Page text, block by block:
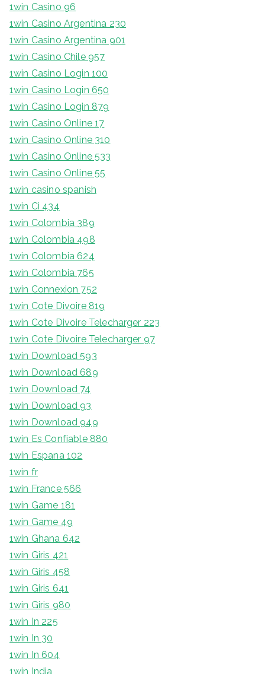
1win Casino 96
1win Casino Argentina 230
1win Casino Argentina 901
1win Casino Chile 957
1win Casino Login 100
1win Casino Login 650
1win Casino Login 879
1win Casino Online 17
1win Casino Online 310
1win Casino Online 533
1win Casino Online 55
1win casino spanish
1win Ci 434
1win Colombia 389
1win Colombia 498
1win Colombia 624
1win Colombia 765
1win Connexion 752
1win Cote Divoire 819
1win Cote Divoire Telecharger 223
1win Cote Divoire Telecharger 97
1win Download 593
1win Download 689
1win Download 74
1win Download 93
1win Download 949
1win Es Confiable 880
1win Espana 102
1win fr
1win France 566
1win Game 181
1win Game 49
1win Ghana 642
1win Giris 421
1win Giris 458
1win Giris 641
1win Giris 980
1win In 225
1win In 30
1win In 604
1win India